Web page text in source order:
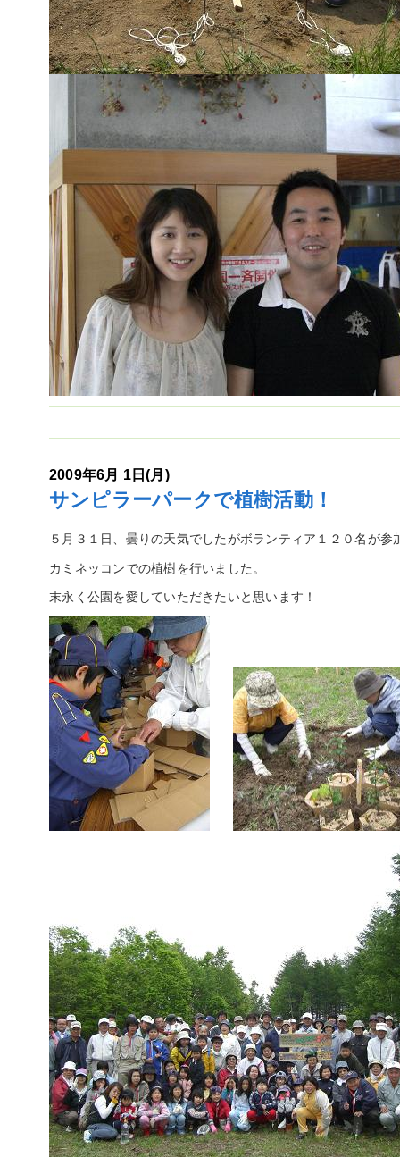
2009年6月 1日(月)
サンピラーパークで植樹活動！
５月３１日、曇りの天気でしたがボランティア１２０名が参
カミネッコンでの植樹を行いました。
末永く公園を愛していただきたいと思